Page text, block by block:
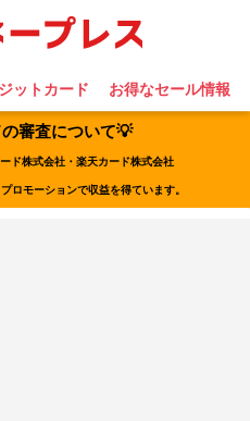
ットカード お得なセール情報
審査について💡
ド株式会社・楽天カード株式会社
ロモーションで収益を得ています。